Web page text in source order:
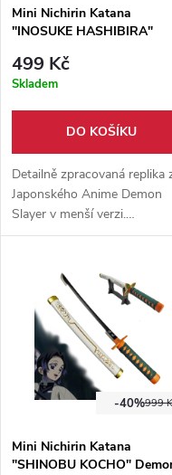
Mini Nichirin Katana
"INOSUKE HASHIBIRA"
499 Kč
Skladem
DO KOŠÍKU
Detailně zpracovaná replika
Japonského Anime Demon
Slayer v menší verzi.
Podobnost z originálem 1:1.
umělohmotný stojánek.
999
-40%
Mini Nichirin Katana
"SHINOBU KOCHO"